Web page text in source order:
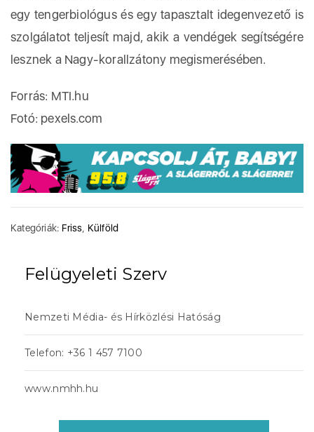
egy tengerbiológus és egy tapasztalt idegenvezető is
szolgálatot teljesít majd, akik a vendégek segítségére
lesznek a Nagy-korallzátony megismerésében.
Forrás: MTI.hu
Fotó: pexels.com
Kategóriák: Friss Külföld
Felügyeleti Szerv
Nemzeti Média- és Hírközlési Hatóság
Telefon: +36 1 457 7100
www.nmhh.hu